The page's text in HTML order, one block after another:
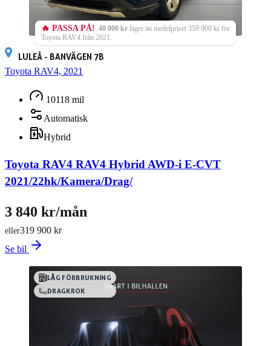
🔥 PASSA PÅ! 40 000 kr lägre än medelpriset 359 900 kr för
Toyota RAV4 från 2021.
LULEÅ - BANVÄGEN 7B
Toyota RAV4, 2021
10118 mil
Automatisk
Hybrid
Toyota RAV4 RAV4 Hybrid AWD-i E-CVT
2021/22hk/Kamera/Drag/
319 900 kr
eller
3 840 kr/mån
Se bil
LÅG FÖRBRUKNING
DRAGKROK